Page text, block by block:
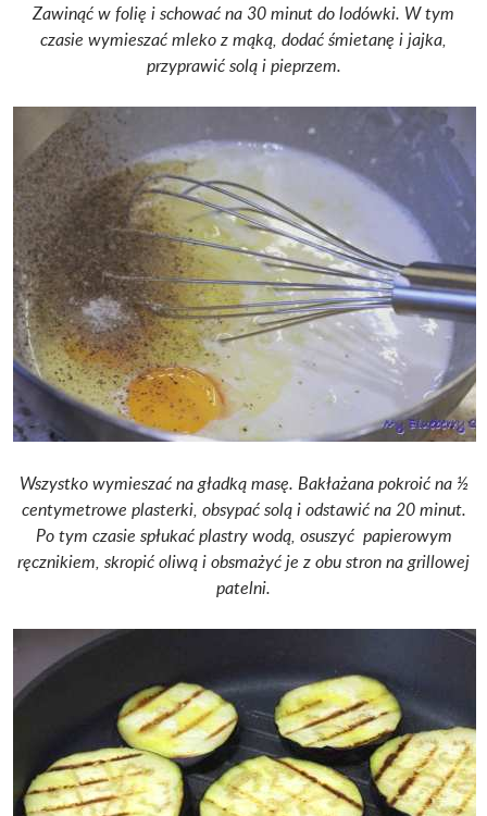
Zawinąć w folię i schować na 30 minut do lodówki. W tym
czasie wymieszać mleko z mąką, dodać śmietanę i jajka,
przyprawić solą i pieprzem.
Wszystko wymieszać na gładką masę. Bakłażana pokroić na ½
centymetrowe plasterki, obsypać solą i odstawić na 20 minut.
Po tym czasie spłukać plastry wodą, osuszyć papierowym
ręcznikiem, skropić oliwą i obsmażyć je z obu stron na grillowej
patelni.